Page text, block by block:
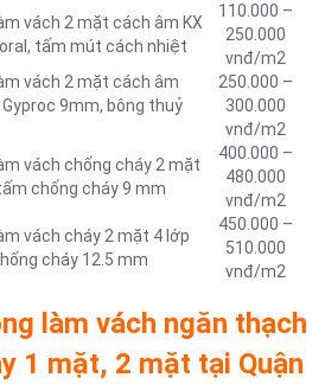
vách 2 mặt cách âm KX
tấm mút cách nhiệt
110.000 –
250.000
vnđ/m2
vách 2 mặt cách âm
9mm, bông thuỷ
250.000 –
300.000
vnđ/m2
vách chống cháy 2 mặt
chống cháy 9 mm
400.000 –
480.000
vnđ/m2
vách cháy 2 mặt 4 lớp
cháy 12.5 mm
450.000 –
510.000
vnđ/m2
làm vách ngăn thạch
1 mặt, 2 mặt tại Quận